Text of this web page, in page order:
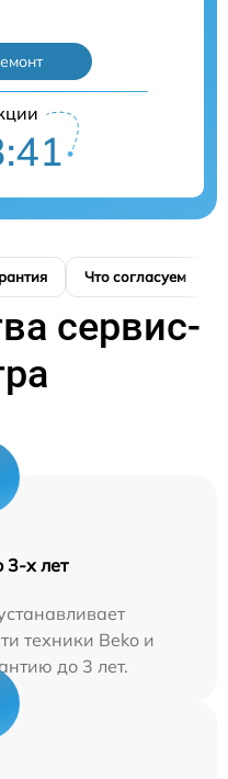
Что согласуем
сервис-
3-х лет
техники Beko и
до 3 лет.